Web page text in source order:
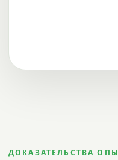
ДОКАЗАТЕЛЬСТВА